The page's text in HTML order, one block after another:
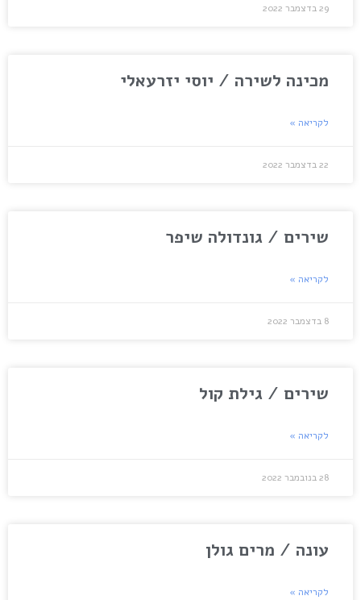
29 בדצמבר 2022
מכינה לשירה / יוסי יזרעאלי
לקריאה »
22 בדצמבר 2022
שירים / גונדולה שיפר
לקריאה »
8 בדצמבר 2022
שירים / גילת קול
לקריאה »
28 בנובמבר 2022
עונה / מרים גולן
לקריאה »